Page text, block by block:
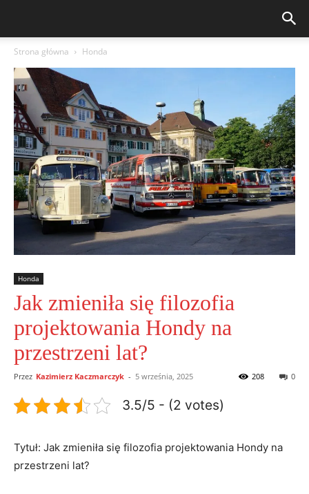
Strona główna Honda
Honda
Jak zmieniła się filozofia
projektowania Hondy na
przestrzeni lat?
Przez Kazimierz Kaczmarczyk - 5 września, 2025 0
208
3.5/5 - (2 votes)
Tytuł: Jak ‌zmieniła się filozofia projektowania Hondy na
przestrzeni lat?